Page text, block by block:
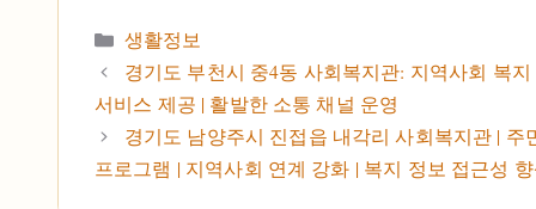
카테고리
생활정보
경기도 부천시 중4동 사회복지관: 지역사회 복
서비스 제공 | 활발한 소통 채널 운영
경기도 남양주시 진접읍 내각리 사회복지관 | 주
프로그램 | 지역사회 연계 강화 | 복지 정보 접근성